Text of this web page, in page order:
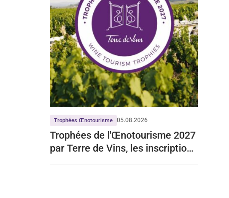
Trophées Œnotourisme 05.08.2026
Trophées de l'Œnotourisme 2027
par Terre de Vins, les inscriptions